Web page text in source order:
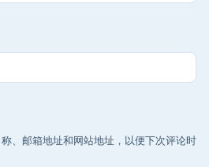
、邮箱地址和网站地址，以便下次评论时